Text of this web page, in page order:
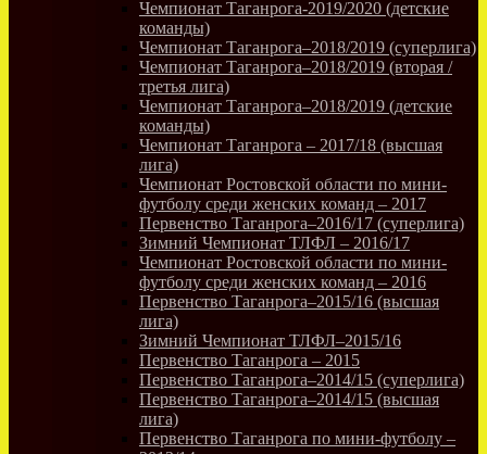
Чемпионат Таганрога-2019/2020 (детские
команды)
Чемпионат Таганрога–2018/2019 (суперлига)
Чемпионат Таганрога–2018/2019 (вторая /
третья лига)
Чемпионат Таганрога–2018/2019 (детские
команды)
Чемпионат Таганрога – 2017/18 (высшая
лига)
Чемпионат Ростовской области по мини-
футболу среди женских команд – 2017
Первенство Таганрога–2016/17 (суперлига)
Зимний Чемпионат ТЛФЛ – 2016/17
Чемпионат Ростовской области по мини-
футболу среди женских команд – 2016
Первенство Таганрога–2015/16 (высшая
лига)
Зимний Чемпионат ТЛФЛ–2015/16
Первенство Таганрога – 2015
Первенство Таганрога–2014/15 (суперлига)
Первенство Таганрога–2014/15 (высшая
лига)
Первенство Таганрога по мини-футболу –